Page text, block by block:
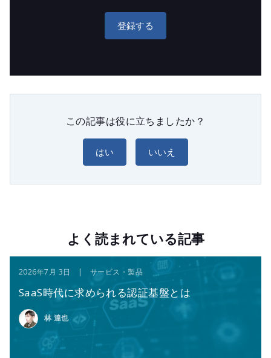
登録する
この記事は役に立ちましたか？
はい いいえ
よく読まれている記事
2026年7月 3日 | サービス・製品
SaaS時代に求められる認証基盤とは
林 達也